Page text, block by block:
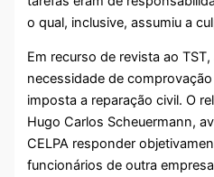
o qual, inclusive, assumiu a
Em recurso de revista ao
necessidade de
imposta a reparação civil. O
Hugo Carlos Scheuermann,
CELPA responder
funcionários de outra